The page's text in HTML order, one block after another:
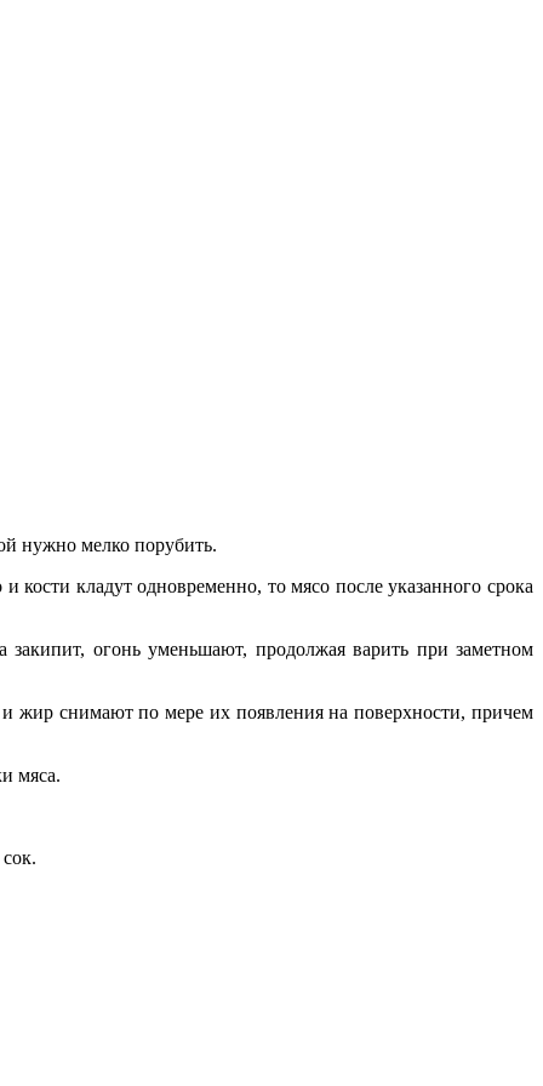
нужно мелко порубить.
кладут одновременно, то мясо пос­ле указанного срока
огонь уменьшают, продолжая ва­рить при заметном
жир снимают по мере их появления на поверхности, причем
мяса.